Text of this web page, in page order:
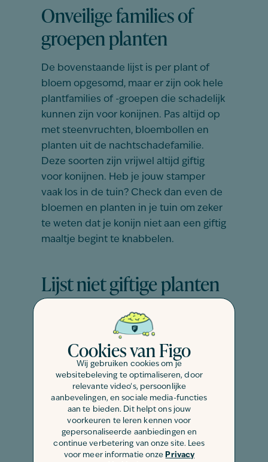
Cookies van Figo
Wij gebruiken cookies om je
websitebeleving te optimaliseren, door
relevante video's, persoonlijke
aanbevelingen, en sociale media-functies
aan te bieden. Dit helpt ons jouw
voorkeuren te leren kennen voor
gepersonaliseerde aanbiedingen en
continue verbetering van onze site. Lees
voor meer informatie onze Privacy
Onveilige families of
groepen planten
De bovenstaande lijst is per plant of
bloem opgesomd, maar er zijn ook hele
plantfamilies of -groepen die schadelijk
kunnen zijn voor konijnen. Pas altijd op
met steenvruchten, bloembollen en
planten uit de nachtschadefamilie.
Deze soorten zijn vrijwel altijd giftig
voor konijnen. Heb je jouw stamper
vaak los in de tuin? Check dan even de
bloemen en planten in je tuin om zeker
te weten dat je konijn niet aan een giftig
maaltje begint te knabbelen.
Lijst niet giftige planten
voor konijnen
Gelukkig zijn er ook heel veel
plantensoorten die geen kwaad kunnen
voor konijnen. Dus als jij je konijn lekker,
variabel én gezond eten wilt geven is
de onderstaande lijst een houvast:
Aardbeien
Aardpeer
Ananas